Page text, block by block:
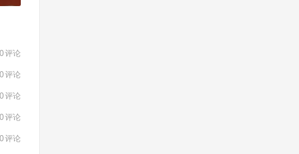
0评论
0评论
0评论
0评论
0评论